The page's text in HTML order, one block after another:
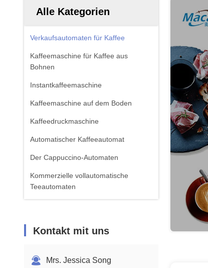
Alle Kategorien
Verkaufsautomaten für Kaffee
Kaffeemaschine für Kaffee aus
Bohnen
Instantkaffeemaschine
Kaffeemaschine auf dem Boden
Kaffeedruckmaschine
Automatischer Kaffeeautomat
Der Cappuccino-Automaten
Kommerzielle vollautomatische
Teeautomaten
Kontakt mit uns
Mrs. Jessica Song